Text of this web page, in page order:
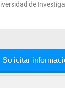
de
Solicitar